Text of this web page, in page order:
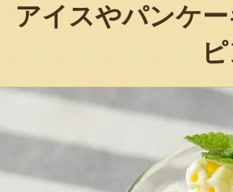
アイスやパンケ